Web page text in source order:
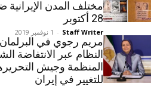
28 أكتوبر
Staff Writer
- 1 نوفمبر 2019
مريم رجوي في
النظام عبر الانتفاضة
المنظمة وجيش
للتغيير في إيران